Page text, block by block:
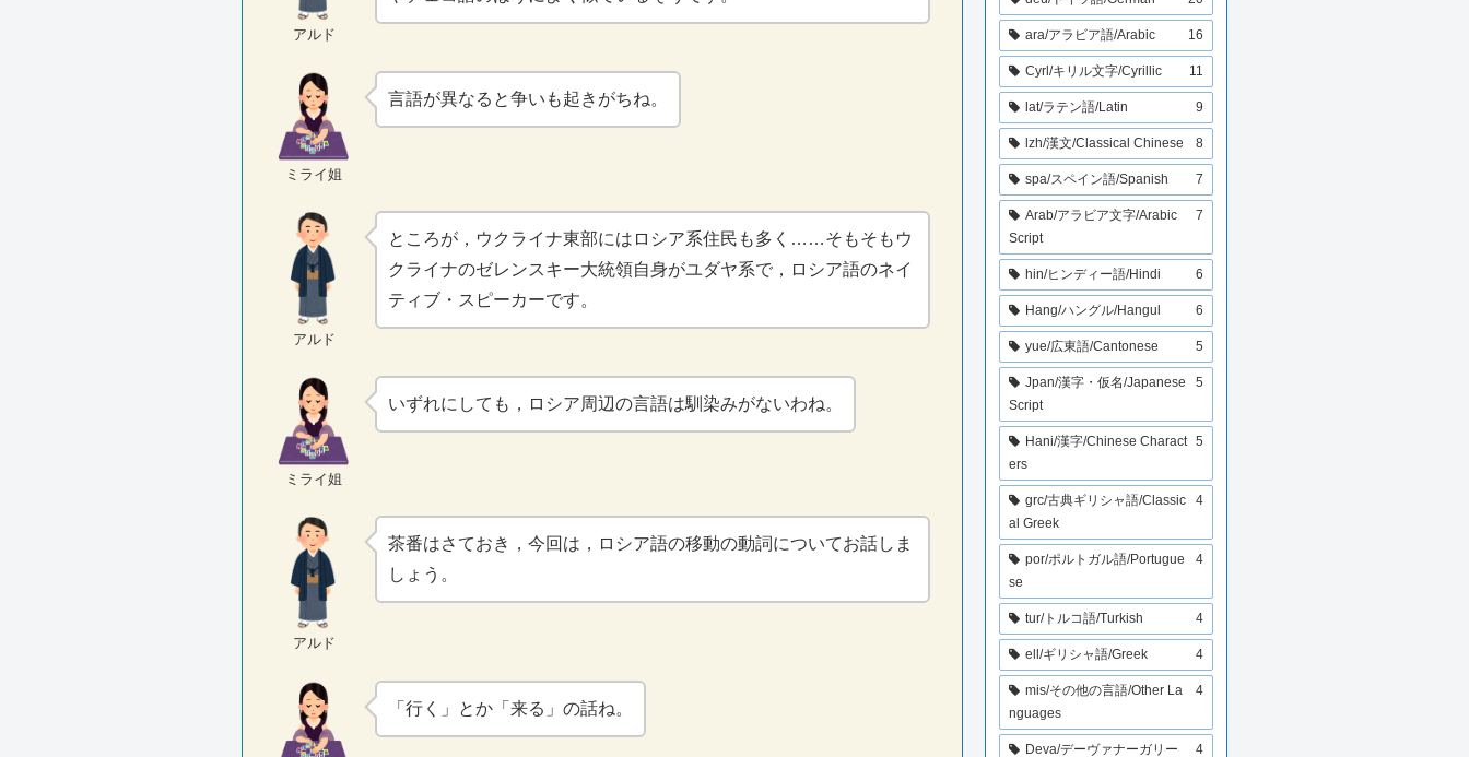
アルド
ミライ姐
言語が異なると争いも起きがちね。
アルド
ところが，ウクライナ東部にはロシア系住民も多く……そもそもウ
クライナのゼレンスキー大統領自身がユダヤ系で，ロシア語のネイ
ティブ・スピーカーです。
ミライ姐
いずれにしても，ロシア周辺の言語は馴染みがないわね。
アルド
茶番はさておき，今回は，ロシア語の移動の動詞についてお話しま
しょう。
「行く」とか「来る」の話ね。
ara/アラビア語/Arabic 16
Cyrl/キリル文字/Cyrillic 11
lat/ラテン語/Latin 9
lzh/漢文/Classical Chinese 8
spa/スペイン語/Spanish 7
Arab/アラビア文字/Arabic
Script
7
hin/ヒンディー語/Hindi 6
Hang/ハングル/Hangul 6
yue/広東語/Cantonese 5
Jpan/漢字・仮名/Japanese
Script
5
Hani/漢字/Chinese Charact
ers
5
grc/古典ギリシャ語/Classic
al Greek
4
por/ポルトガル語/Portugue
se
4
tur/トルコ語/Turkish 4
ell/ギリシャ語/Greek 4
mis/その他の言語/Other La
nguages
4
Deva/デーヴァナーガリー
4